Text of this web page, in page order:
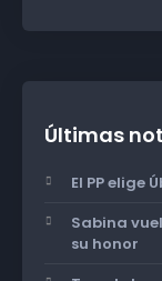
Últimas
El PP elige
Sabina
su honor